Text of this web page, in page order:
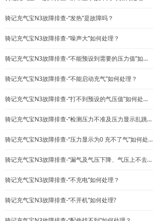
骑记充气宝N3故障排查-“发热”是故障吗？
骑记充气宝N3故障排查-“噪声大”如何处理？
骑记充气宝N3故障排查-“不能预设到需要的压力值”如何处理？
骑记充气宝N3故障排查-“不能启动充气”如何处理？
骑记充气宝N3故障排查-“打不到预设的气压值”如何处理？
骑记充气宝N3故障排查-“检测压力不准及压力显示乱跳”如何处理？
骑记充气宝N3故障排查-“压力显示为0 充不了气”如何处理？
骑记充气宝N3故障排查-“漏气及气压下降、气压上不去”如何处理？
骑记充气宝N3故障排查-“不充电”如何处理？
骑记充气宝N3故障排查-“不开机”如何处理?